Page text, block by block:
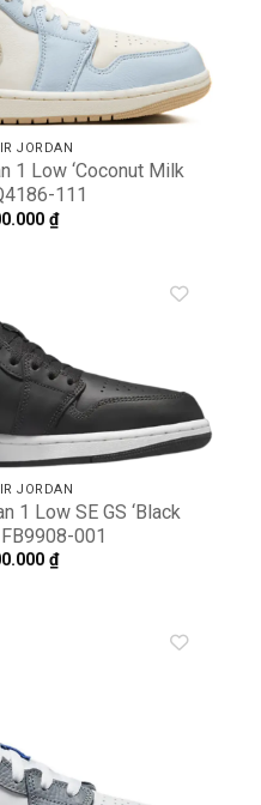
JORDAN
1 Low ‘Coconut Milk
111
₫
JORDAN
1 Low SE GS ‘Black
FB9908-001
₫